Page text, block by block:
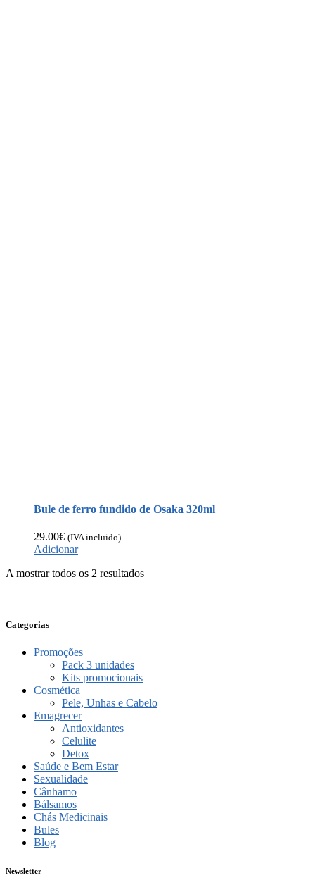
Bule de ferro fundido de Osaka 320ml
29.00€ (IVA incluido)
Adicionar
A mostrar todos os 2 resultados
Categorias
Promoções
Pack 3 unidades
Kits promocionais
Cosmética
Pele, Unhas e Cabelo
Emagrecer
Antioxidantes
Celulite
Detox
Saúde e Bem Estar
Sexualidade
Cânhamo
Bálsamos
Chás Medicinais
Bules
Blog
Newsletter